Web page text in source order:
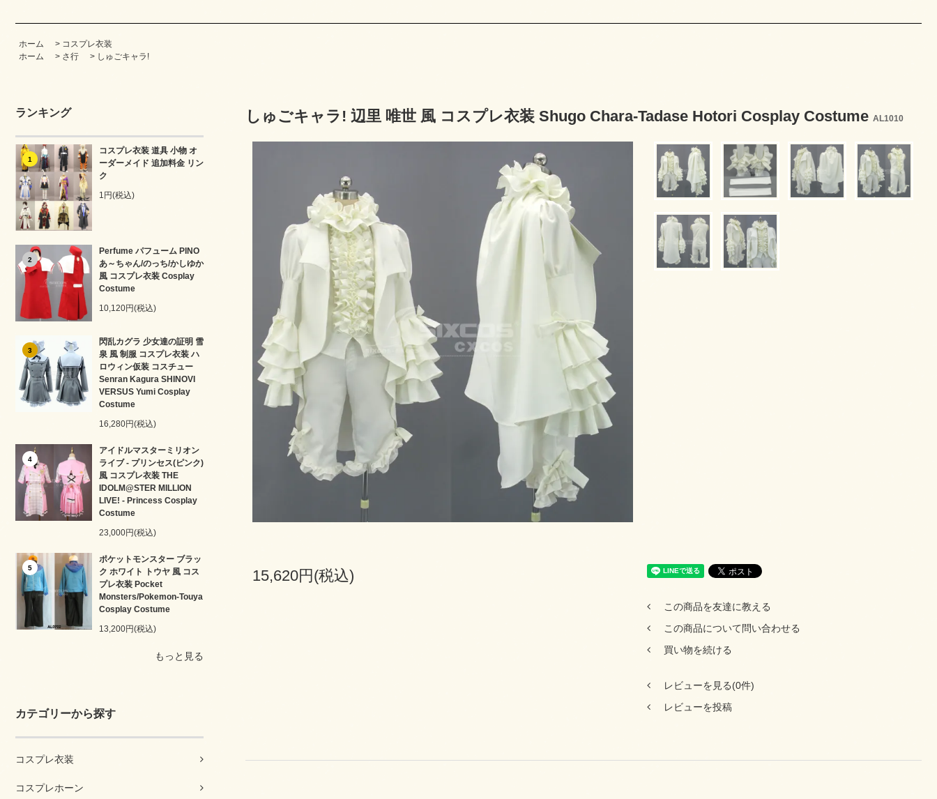
ホーム > コスプレ衣装
ホーム
> さ行 > しゅごキャラ!
ランキング
1
コスプレ衣装 道具 小物 オ
ーダーメイド 追加料金 リン
ク
1円(税込)
2
Perfume パフューム PINO
あ～ちゃん/のっち/かしゆか
風 コスプレ衣装 Cosplay
Costume
10,120円(税込)
3
閃乱カグラ 少女達の証明 雪
泉 風 制服 コスプレ衣装 ハ
ロウィン仮装 コスチュー
Senran Kagura SHINOVI
VERSUS Yumi Cosplay
Costume
16,280円(税込)
4
アイドルマスターミリオン
ライブ - プリンセス(ピンク)
風 コスプレ衣装 THE
IDOLM@STER MILLION
LIVE! - Princess Cosplay
Costume
23,000円(税込)
5
ポケットモンスター ブラッ
ク ホワイト トウヤ 風 コス
プレ衣装 Pocket
Monsters/Pokemon-Touya
Cosplay Costume
13,200円(税込)
もっと見る
カテゴリーから探す
コスプレ衣装
コスプレホーン
しゅごキャラ! 辺里 唯世 風 コスプレ衣装 Shugo Chara-Tadase Hotori Cosplay Costume AL1010
15,620円(税込)
この商品を友達に教える
この商品について問い合わせる
買い物を続ける
レビューを見る(0件)
レビューを投稿